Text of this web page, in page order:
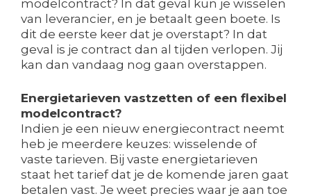
modelcontract? In dat geval kun je wisselen
van leverancier, en je betaalt geen boete. Is
dit de eerste keer dat je overstapt? In dat
geval is je contract dan al tijden verlopen. Jij
kan dan vandaag nog gaan overstappen.
Energietarieven vastzetten of een flexibel
modelcontract?
Indien je een nieuw energiecontract neemt
heb je meerdere keuzes: wisselende of
vaste tarieven. Bij vaste energietarieven
staat het tarief dat je de komende jaren gaat
betalen vast. Je weet precies waar je aan toe